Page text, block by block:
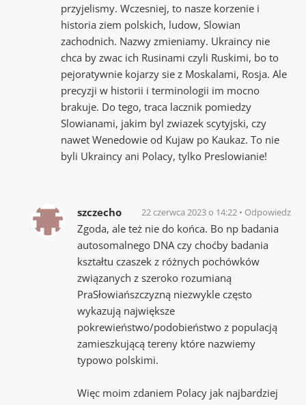
przyjelismy. Wczesniej, to nasze korzenie i
historia ziem polskich, ludow, Slowian
zachodnich. Nazwy zmieniamy. Ukraincy nie
chca by zwac ich Rusinami czyli Ruskimi, bo to
pejoratywnie kojarzy sie z Moskalami, Rosja. Ale
precyzji w historii i terminologii im mocno
brakuje. Do tego, traca lacznik pomiedzy
Slowianami, jakim byl zwiazek scytyjski, czy
nawet Wenedowie od Kujaw po Kaukaz. To nie
byli Ukraincy ani Polacy, tylko Preslowianie!
szczecho 22 czerwca 2023 o 14:22 Odpowiedz
Zgoda, ale też nie do końca. Bo np badania
autosomalnego DNA czy choćby badania
kształtu czaszek z różnych pochówków
związanych z szeroko rozumianą
PraSłowiańszczyzną niezwykle często
wykazują największe
pokrewieństwo/podobieństwo z populacją
zamieszkującą tereny które nazwiemy
typowo polskimi.
Więc moim zdaniem Polacy jak najbardziej